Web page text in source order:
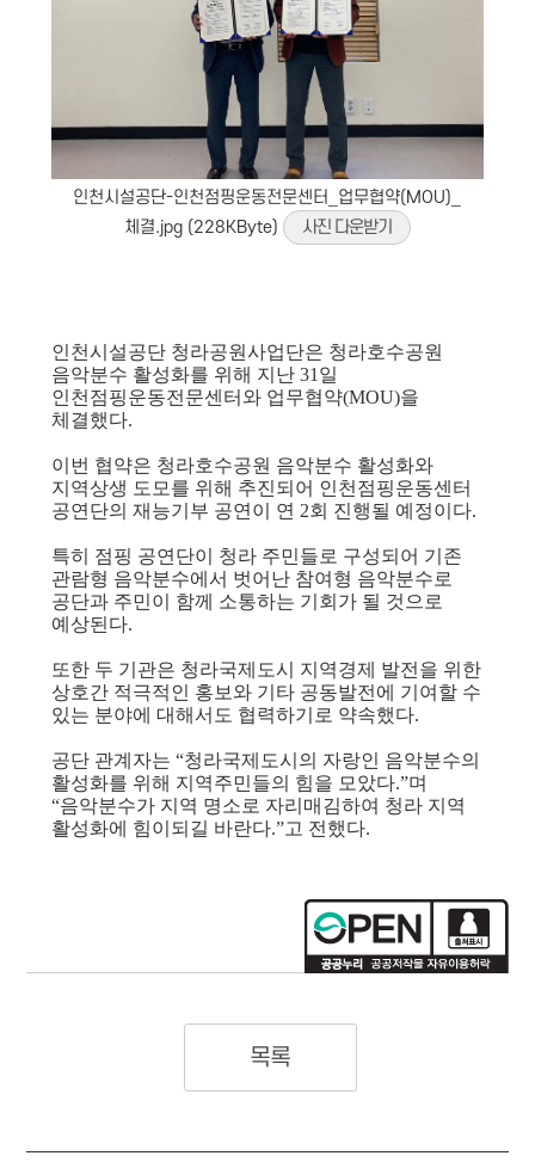
인천시설공단-인천점핑운동전문센터_업무협약(MOU)_
체결.jpg (228KByte)
사진 다운받기
인천시설공단 청라공원사업단은 청라호수공원
음악분수 활성화를 위해 지난 31일
인천점핑운동전문센터와 업무협약(MOU)을
체결했다.
이번 협약은 청라호수공원 음악분수 활성화와
지역상생 도모를 위해 추진되어 인천점핑운동센터
공연단의 재능기부 공연이 연 2회 진행될 예정이다.
특히 점핑 공연단이 청라 주민들로 구성되어 기존
관람형 음악분수에서 벗어난 참여형 음악분수로
공단과 주민이 함께 소통하는 기회가 될 것으로
예상된다.
또한 두 기관은 청라국제도시 지역경제 발전을 위한
상호간 적극적인 홍보와 기타 공동발전에 기여할 수
있는 분야에 대해서도 협력하기로 약속했다.
공단 관계자는 “청라국제도시의 자랑인 음악분수의
활성화를 위해 지역주민들의 힘을 모았다.”며
“음악분수가 지역 명소로 자리매김하여 청라 지역
활성화에 힘이되길 바란다.”고 전했다.
목록